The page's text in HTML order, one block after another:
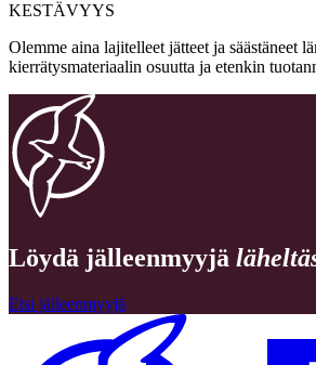
KESTÄVYYS
Olemme aina lajitelleet jätteet ja säästäneet
kierrätysmateriaalin osuutta ja etenkin
Löydä jälleenmyyjä
Etsi jälleenmyyjä